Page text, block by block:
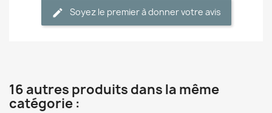
Soyez le premier à donner votre avis
16 autres produits dans la même
catégorie :